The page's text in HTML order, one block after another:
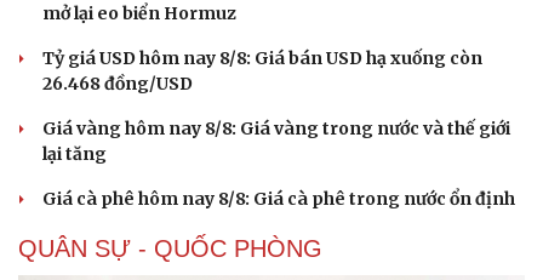
mở lại eo biển Hormuz
Tỷ giá USD hôm nay 8/8: Giá bán USD hạ xuống còn
26.468 đồng/USD
Giá vàng hôm nay 8/8: Giá vàng trong nước và thế giới
lại tăng
Giá cà phê hôm nay 8/8: Giá cà phê trong nước ổn định
QUÂN SỰ - QUỐC PHÒNG